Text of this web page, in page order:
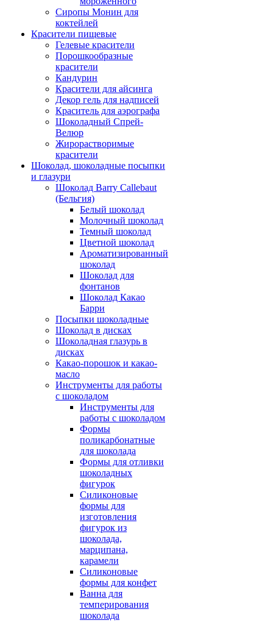
Сиропы Монин для
коктейлей
Красители пищевые
Гелевые красители
Порошкообразные
красители
Кандурин
Красители для айсинга
Декор гель для надписей
Краситель для аэрографа
Шоколадный Спрей-
Велюр
Жирорастворимые
красители
Шоколад, шоколадные посыпки
и глазури
Шоколад Barry Callebaut
(Бельгия)
Белый шоколад
Молочный шоколад
Темный шоколад
Цветной шоколад
Ароматизированный
шоколад
Шоколад для
фонтанов
Шоколад Какао
Барри
Посыпки шоколадные
Шоколад в дисках
Шоколадная глазурь в
дисках
Какао-порошок и какао-
масло
Инструменты для работы
с шоколадом
Инструменты для
работы с шоколадом
Формы
поликарбонатные
для шоколада
Формы для отливки
шоколадных
фигурок
Силиконовые
формы для
изготовления
фигурок из
шоколада,
марципана,
карамели
Силиконовые
формы для конфет
Ванна для
темперирования
шоколада